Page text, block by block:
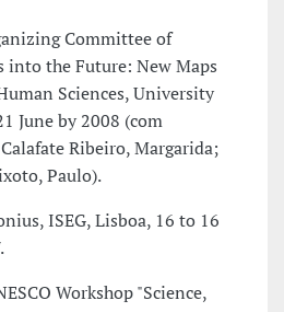
Committee of
into the Future: New Maps
Sciences, University
June by 2008 (com
Ribeiro, Margarida;
Paulo).
ISEG, Lisboa, 16 to 16
Workshop "Science,